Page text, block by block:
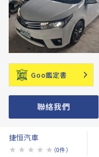
Goo鑑定書
聯絡我們
捷恒汽車
★ ★ ★ ★ ★ （0件）